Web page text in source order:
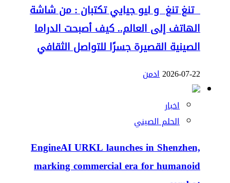
تنغ تنغ و ليو جيايي تكتبان : من شاشة
الهاتف إلى العالم.. كيف أصبحت الدراما
الصينية القصيرة جسرًا للتواصل الثقافي
2026-07-22ادمن
اخبار
الحلم الصيني
EngineAI URKL launches in Shenzhen,
marking commercial era for humanoid